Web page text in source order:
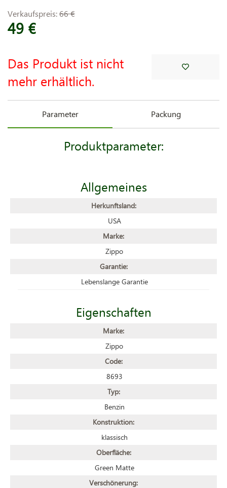
Verkaufspreis:66 €
49 €
Das Produkt ist nicht
mehr erhältlich.
Parameter Packung
Produktparameter:
Allgemeines
Herkunftsland:
USA
Marke:
Zippo
Garantie:
Lebenslange Garantie
Eigenschaften
Marke:
Zippo
Code:
8693
Typ:
Benzin
Konstruktion:
klassisch
Oberfläche:
Green Matte
Verschönerung: